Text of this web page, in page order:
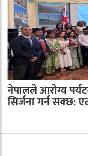
नेपालले आरोग्य
सिर्जना गर्न सक्छ: